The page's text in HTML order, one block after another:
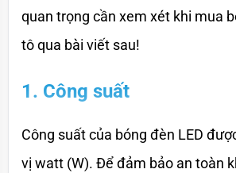
quan trọng cần xem xét khi mua
tô qua bài viết sau!
1. Công suất
Công suất của bóng đèn LED
vị watt (W). Để đảm bảo an toàn